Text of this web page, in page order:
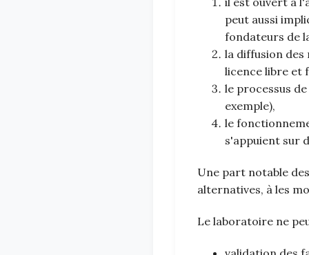
peut aussi
fondateurs de
la diffusion des
licence libre et
le processus
exemple),
le
s'appuient sur
Une part notable
alternatives, à les
Le laboratoire ne